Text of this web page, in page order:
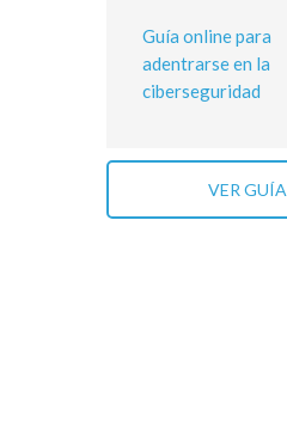
Guía online para
adentrarse en la
ciberseguridad
VER GUÍA